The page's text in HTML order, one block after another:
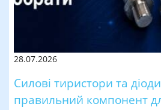
28.07.2026
Силові тиристори та
правильний компонент